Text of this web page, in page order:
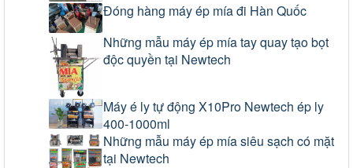
Đóng hàng máy ép mía đi Hàn Quốc
Những mẫu máy ép mía tay quay tạo bọt
độc quyền tại Newtech
Máy é ly tự động X10Pro Newtech ép ly
400-1000ml
Những mẫu máy ép mía siêu sạch có mặt
tại Newtech